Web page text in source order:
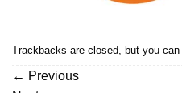
Trackbacks are closed, but you can
← Previous